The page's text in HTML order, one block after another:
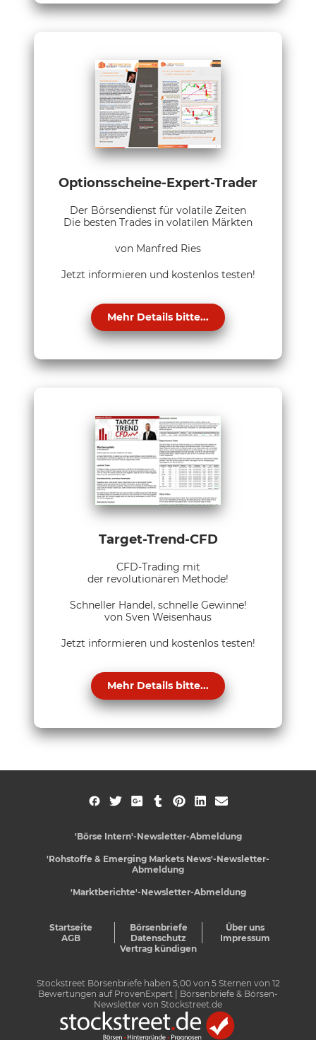
Optionsscheine-Expert-Trader
Der Börsendienst für volatile Zeiten
Die besten Trades in volatilen Märkten
von Manfred Ries
Jetzt informieren und kostenlos testen!
Mehr Details bitte...
Target-Trend-CFD
CFD-Trading mit
der revolutionären Methode!
Schneller Handel, schnelle Gewinne!
von Sven Weisenhaus
Jetzt informieren und kostenlos testen!
Mehr Details bitte...
'Börse Intern'-Newsletter-Abmeldung
'Rohstoffe & Emerging Markets News'-Newsletter-
Abmeldung
'Marktberichte'-Newsletter-Abmeldung
Startseite Börsenbriefe
Über uns
AGB
Datenschutz
Impressum
Vertrag kündigen
Stockstreet Börsenbriefe haben 5,00von 5Sternen von 12
Bewertungen auf ProvenExpert
| Börsenbriefe & Börsen-
Newsletter von Stockstreet.de